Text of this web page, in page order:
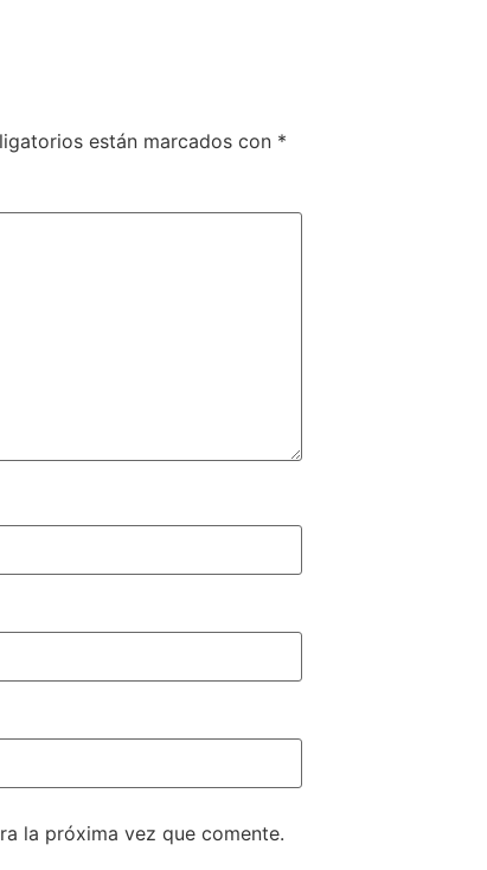
están marcados con *
la próxima vez que comente.